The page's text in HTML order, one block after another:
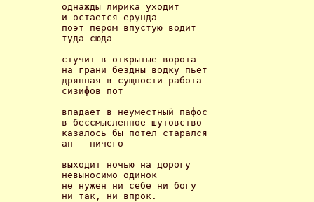
однажды лирика уходит
и остается ерунда
поэт пером впустую водит
туда сюда
стучит в открытые ворота
на грани бездны водку пьет
дрянная в сущности работа
сизифов пот
впадает в неуместный пафос
в бессмысленное шутовство
казалось бы потел старался
ан - ничего
выходит ночью на дорогу
невыносимо одинок
не нужен ни себе ни богу
ни так, ни впрок.